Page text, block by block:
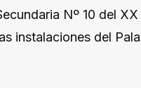
Nº 10 del
instalaciones del